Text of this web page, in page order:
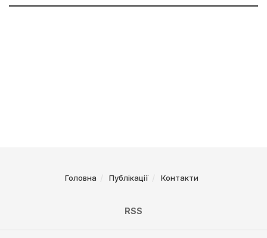
Головна Публікації Контакти
RSS